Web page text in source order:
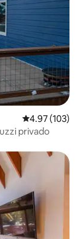
Calificación
4.97 (103)
privado